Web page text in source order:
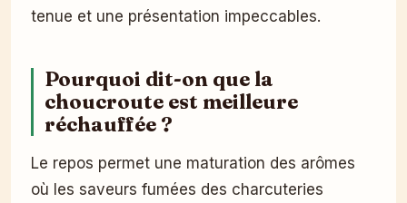
tenue et une présentation impeccables.
Pourquoi dit-on que la
choucroute est meilleure
réchauffée ?
Le repos permet une maturation des arômes
où les saveurs fumées des charcuteries